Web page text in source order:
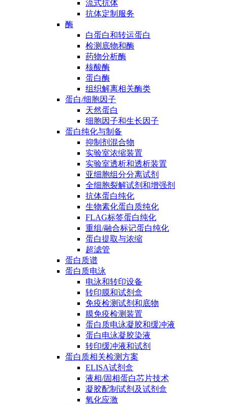
流式抗体
抗体定制服务
酶
白蛋白和转运蛋白
检测底物和酶
药物分析酶
核酸酶
蛋白酶
组织解离相关酶类
蛋白/细胞因子
天然蛋白
细胞因子和生长因子
蛋白纯化与制备
抑制剂混合物
实验室浓缩装置
实验室透析和透析装置
亚细胞组分分离试剂
全细胞裂解试剂和增强剂
抗体蛋白纯化
生物素化蛋白质纯化
FLAG标签蛋白纯化
重组/融合标记蛋白纯化
蛋白提取与浓缩
超滤管
蛋白质谱
蛋白质电泳
电泳和转印设备
转印膜和试剂盒
免疫检测试剂和底物
膜免疫检测装置
蛋白质电泳凝胶和缓冲液
蛋白电泳凝胶染液
转印缓冲液和试剂
蛋白质相关检测方案
ELISA试剂盒
液相/固相蛋白芯片技术
凝胶配制试剂及试剂盒
氧化应激